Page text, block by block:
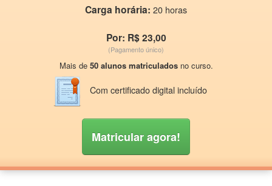
Carga horária: 20 horas
Por: R$ 23,00
(Pagamento único)
Mais de 50 alunos matriculadosno curso.
Com certificado digital incluído
Matricular agora!